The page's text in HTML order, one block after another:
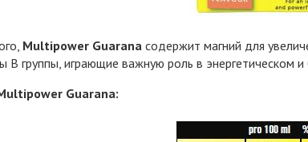
Multipower Guaranaсодержит магний для
В группы, играющие важную роль в энергетическом
Guarana: